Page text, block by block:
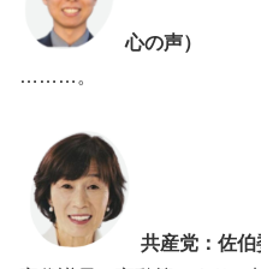
心の声）
………。
共産党：佐伯